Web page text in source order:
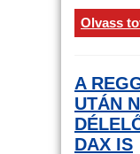
most
északnak
rövid
távon
vonzó
Olvass
A
UTÁN
DAX IS